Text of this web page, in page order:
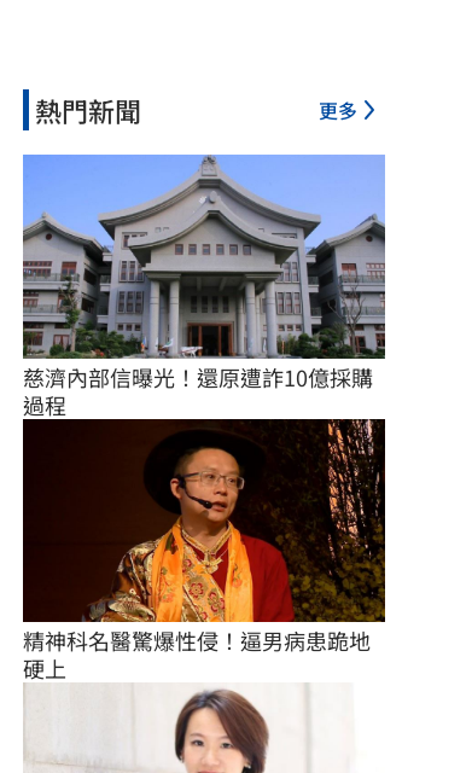
熱門新聞 更多
慈濟內部信曝光！還原遭詐10億採購
過程
精神科名醫驚爆性侵！逼男病患跪地
硬上